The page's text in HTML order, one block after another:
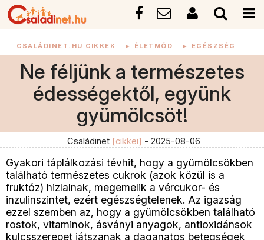
CSALÁDINET.HU CIKKEK ► ÉLETMÓD ► EGÉSZSÉG
Ne féljünk a természetes
édességektől, együnk
gyümölcsöt!
Családinet [cikkei] - 2025-08-06
Gyakori táplálkozási tévhit, hogy a gyümölcsökben
található természetes cukrok (azok közül is a
fruktóz) hizlalnak, megemelik a vércukor- és
inzulinszintet, ezért egészségtelenek. Az igazság
ezzel szemben az, hogy a gyümölcsökben található
rostok, vitaminok, ásványi anyagok, antioxidánsok
kulcsszerepet játszanak a daganatos betegségek